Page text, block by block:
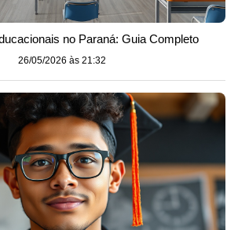
no Paraná: Guia Completo
26/05/2026 às 21:32